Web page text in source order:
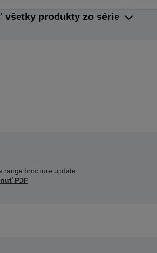
všetky produkty zo série
range brochure update
PDF